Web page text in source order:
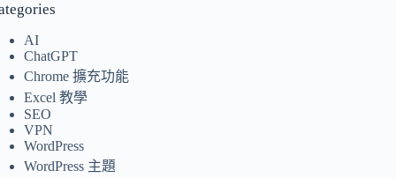
AI
ChatGPT
Chrome 擴充功能
Excel 教學
SEO
VPN
WordPress
WordPress 主題